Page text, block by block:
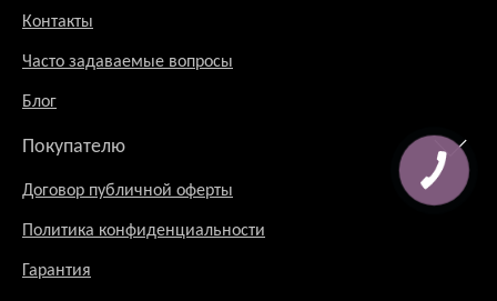
Контакты
Часто задаваемые вопросы
Блог
Покупателю
Договор публичной оферты
Политика конфиденциальности
Гарантия